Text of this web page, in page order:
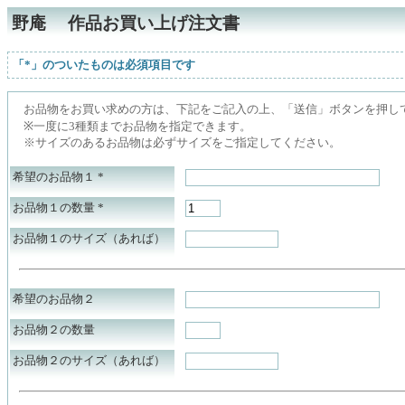
野庵 作品お買い上げ注文書
「*」のついたものは必須項目です
お品物をお買い求めの方は、下記をご記入の上、「送信」ボタンを押し
※一度に3種類までお品物を指定できます。
※サイズのあるお品物は必ずサイズをご指定してください。
希望のお品物１ *
お品物１の数量 *
お品物１のサイズ（あれば）
希望のお品物２
お品物２の数量
お品物２のサイズ（あれば）